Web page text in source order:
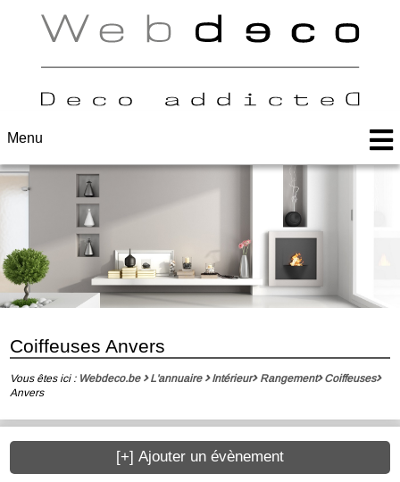
Menu
Coiffeuses Anvers
Vous êtes ici : Webdeco.be L'annuaire Intérieur Rangement Coiffeuses
Anvers
[+] Ajouter un évènement